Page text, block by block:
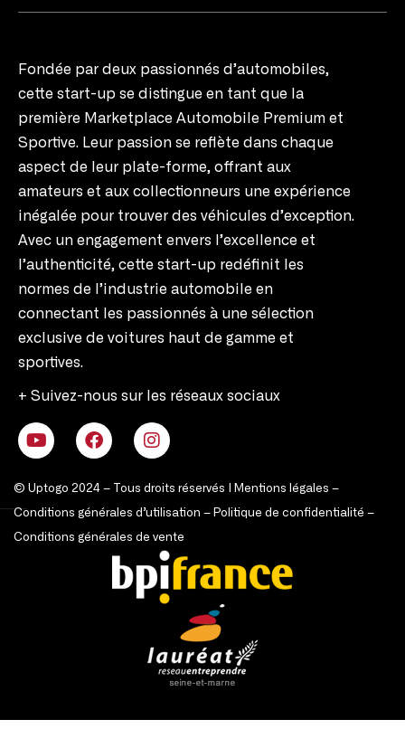
Fondée par deux passionnés d’automobiles,
cette start-up se distingue en tant que la
première Marketplace Automobile Premium et
Sportive. Leur passion se reflète dans chaque
aspect de leur plate-forme, offrant aux
amateurs et aux collectionneurs une expérience
inégalée pour trouver des véhicules d’exception.
Avec un engagement envers l’excellence et
l’authenticité, cette start-up redéfinit les
normes de l’industrie automobile en
connectant les passionnés à une sélection
exclusive de voitures haut de gamme et
sportives.
+ Suivez-nous sur les réseaux sociaux
© Uptogo 2024 – Tous droits réservés | Mentions légales –
Conditions générales d’utilisation – Politique de confidentialité –
Conditions générales de vente